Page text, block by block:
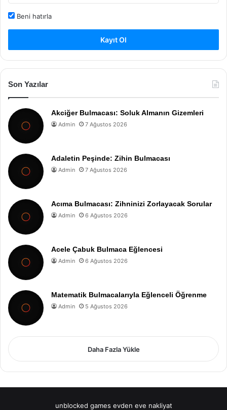
Beni hatırla
Kayıt Ol
Son Yazılar
Akciğer Bulmacası: Soluk Almanın Gizemleri
Admin 7 Ağustos 2026
Adaletin Peşinde: Zihin Bulmacası
Admin 7 Ağustos 2026
Acıma Bulmacası: Zihninizi Zorlayacak Sorular
Admin 6 Ağustos 2026
Acele Çabuk Bulmaca Eğlencesi
Admin 6 Ağustos 2026
Matematik Bulmacalarıyla Eğlenceli Öğrenme
Admin 5 Ağustos 2026
Daha Fazla Yükle
unblocked games evden eve nakliyat